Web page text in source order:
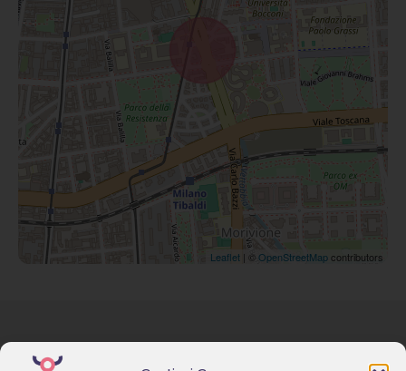
Leaflet | ©OpenStreetMapcontributors
Via F. Lippi, 17 – Milano
Homepage